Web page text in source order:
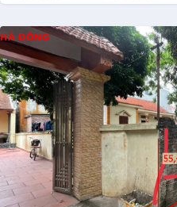
HÀ ĐÔNG